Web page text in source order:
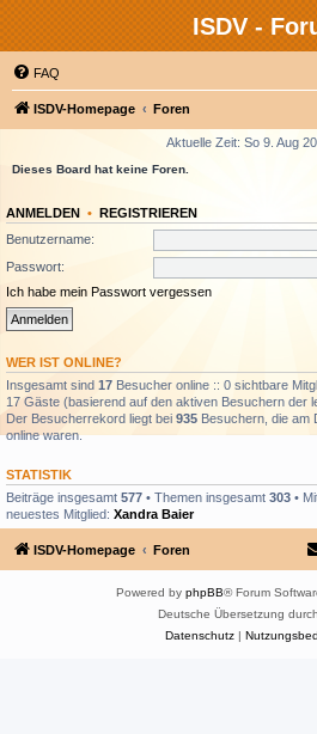
ISDV -
FAQ
ISDV-Homepage Foren
Aktuelle Zeit: So 9. Aug
Dieses Board hat keine Foren.
ANMELDEN • REGISTRIEREN
Benutzername:
Passwort:
Ich habe mein Passwort vergessen
WER IST ONLINE?
Insgesamt sind 17 Besucher online :: 0 sichtbare
17 Gäste (basierend auf den aktiven Besuchern der
Der Besucherrekord liegt bei 935 Besuchern, die am
online waren.
STATISTIK
Beiträge insgesamt 577 • Themen insgesamt 303 •
neuestes Mitglied: Xandra Baier
ISDV-Homepage Foren
Powered by phpBB® Forum
Deutsche Übersetzung durch
Datenschutz|